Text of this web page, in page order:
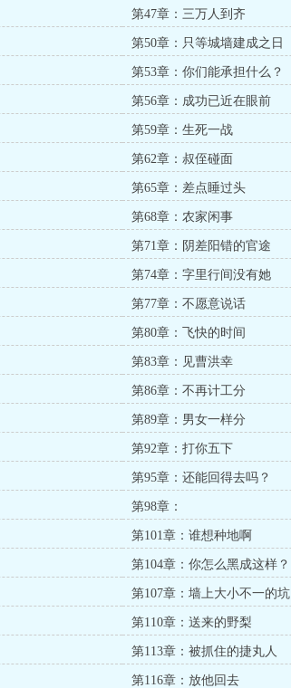
第47章：三万人到齐
第50章：只等城墙建成之日
第53章：你们能承担什么？
第56章：成功已近在眼前
第59章：生死一战
第62章：叔侄碰面
第65章：差点睡过头
第68章：农家闲事
第71章：阴差阳错的官途
第74章：字里行间没有她
第77章：不愿意说话
第80章：飞快的时间
第83章：见曹洪幸
第86章：不再计工分
第89章：男女一样分
第92章：打你五下
第95章：还能回得去吗？
第98章：
第101章：谁想种地啊
第104章：你怎么黑成这样？
第107章：墙上大小不一的坑
第110章：送来的野梨
第113章：被抓住的捷丸人
第116章：放他回去